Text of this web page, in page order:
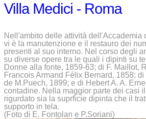
Lavori
Pubblicazioni
Contatti
Villa Medici - Roma
Nell'ambito delle attività dell'Accademia
vi è la manutenzione e il restauro dei
presenti al suo interno. Nel corso degli
su diverse opere tra le quali i dipinti su
Donne alla fonte, 1859-63; di F. Maillot,
Francois Armand Félix Bernard, 1858;
de M.Puech, 1899; e di Hebert A. A.
contadine. Nella maggior parte dei casi
rigurdato sia la suprficie dipinta che il
supporto in tela.
(Foto di E. Fontolan e P.Soriani)